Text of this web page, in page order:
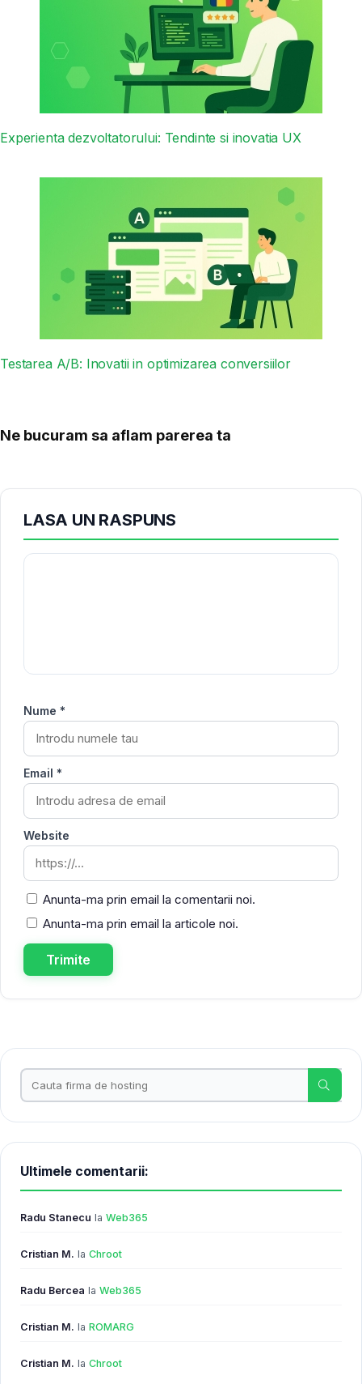
Experienta dezvoltatorului: Tendinte si inovatia UX
Testarea A/B: Inovatii in optimizarea conversiilor
Ne bucuram sa aflam parerea ta
LASA UN RASPUNS
Nume *
Email *
Website
Anunta-ma prin email la comentarii noi.
Anunta-ma prin email la articole noi.
Ultimele comentarii:
Radu Stanecu la Web365
Cristian M. la Chroot
Radu Bercea la Web365
Cristian M. la ROMARG
Cristian M. la Chroot